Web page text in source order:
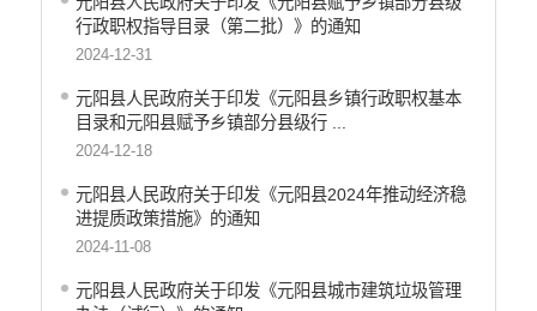
行政职权指导目录（第二批）》的通知
2024-12-31
元阳县人民政府关于印发《元阳县乡镇行政职权基本
目录和元阳县赋予乡镇部分县级行 ...
2024-12-18
元阳县人民政府关于印发《元阳县2024年推动经济稳
进提质政策措施》的通知
2024-11-08
元阳县人民政府关于印发《元阳县城市建筑垃圾管理